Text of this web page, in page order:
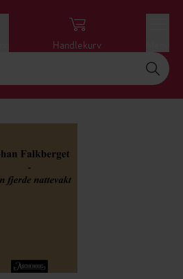
Handlekurv